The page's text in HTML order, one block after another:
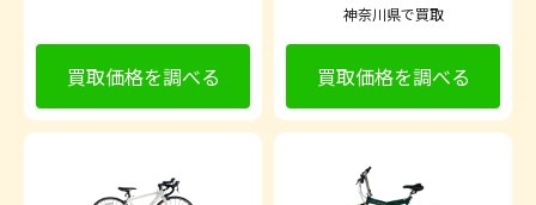
買取価格を調べる
神奈川県で買取
買取価格を調べる